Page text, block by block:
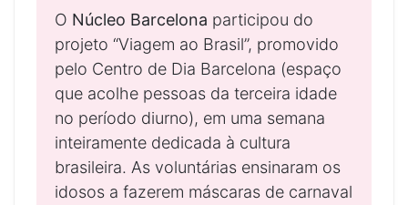
O Núcleo Barcelona participou do
projeto “Viagem ao Brasil”, promovido
pelo Centro de Dia Barcelona (espaço
que acolhe pessoas da terceira idade
no período diurno), em uma semana
inteiramente dedicada à cultura
brasileira. As voluntárias ensinaram os
idosos a fazerem máscaras de carnaval